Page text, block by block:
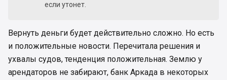
если утонет.
Вернуть деньги будет действительно сложно. Но есть
и положительные новости. Перечитала решения и
ухвалы судов, тенденция положительная. Землю у
арендаторов не забирают, банк Аркада в некоторых